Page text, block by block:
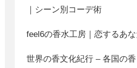
｜シーン別コーデ術
feel6の香水工房｜恋するあ
世界の香文化紀行 – 各国の